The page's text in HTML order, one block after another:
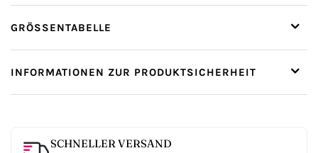
GRÖSSENTABELLE
INFORMATIONEN ZUR PRODUKTSICHERHEIT
SCHNELLER VERSAND